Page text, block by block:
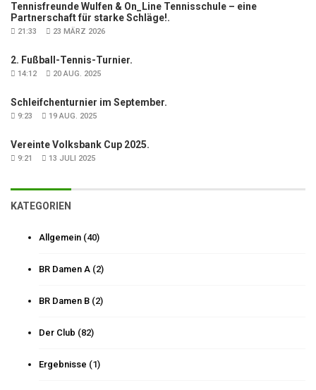
Tennisfreunde Wulfen & On_Line Tennisschule – eine
Partnerschaft für starke Schläge!.
21:33 23 MÄRZ 2026
2. Fußball-Tennis-Turnier.
14:12 20 AUG. 2025
Schleifchenturnier im September.
9:23 19 AUG. 2025
Vereinte Volksbank Cup 2025.
9:21 13 JULI 2025
KATEGORIEN
Allgemein (40)
BR Damen A (2)
BR Damen B (2)
Der Club (82)
Ergebnisse (1)